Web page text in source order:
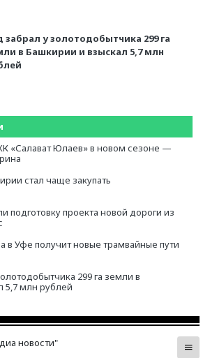
забрал у золотодобытчика 299 га
в Башкирии и взыскал 5,7 млн
«Салават Юлаев» в новом сезоне —
стал чаще закупать
подготовку проекта новой дороги из
в Уфе получит новые трамвайные пути
299 га земли в
5,7 млн рублей
новости"